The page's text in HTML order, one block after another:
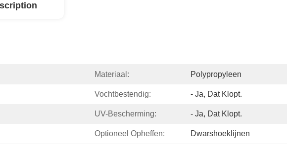
Materiaal: Polypropyleen
Vochtbestendig: - Ja, Dat Klopt.
UV-Bescherming: - Ja, Dat Klopt.
Optioneel Opheffen: Dwarshoeklijnen